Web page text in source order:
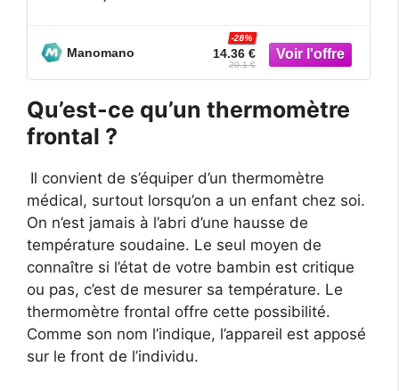
Manomano 14.36 €
-28%
20.1 €
Qu’est-ce qu’un thermomètre
frontal ?
Il convient de s’équiper d’un thermomètre
médical, surtout lorsqu’on a un enfant chez soi.
On n’est jamais à l’abri d’une hausse de
température soudaine. Le seul moyen de
connaître si l’état de votre bambin est critique
ou pas, c’est de mesurer sa température. Le
thermomètre frontal offre cette possibilité.
Comme son nom l’indique, l’appareil est apposé
sur le front de l’individu.